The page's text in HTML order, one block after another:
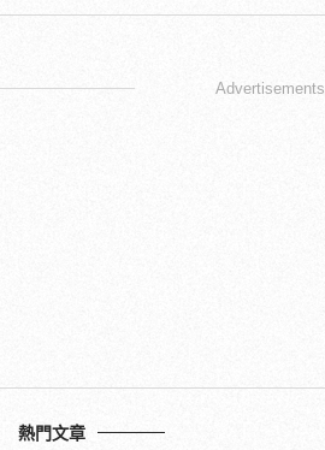
Advertisements
熱門文章